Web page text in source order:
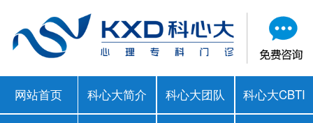
网站首页 科心大简介 科心大团队 科心大CBTI